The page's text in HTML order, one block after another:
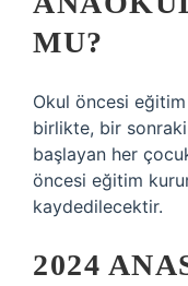
MU?
Okul öncesi
birlikte, bir
başlayan her
öncesi eğitim
kaydedilecektir.
2024